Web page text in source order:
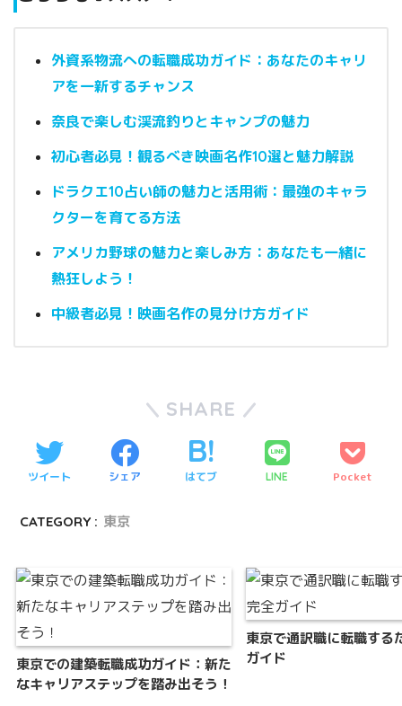
外資系物流への転職成功ガイド：あなたのキャリ
アを一新するチャンス
奈良で楽しむ渓流釣りとキャンプの魅力
初心者必見！観るべき映画名作10選と魅力解説
ドラクエ10占い師の魅力と活用術：最強のキャラ
クターを育てる方法
アメリカ野球の魅力と楽しみ方：あなたも一緒に
熱狂しよう！
中級者必見！映画名作の見分け方ガイド
SHARE
ツイート シェア はてブ LINE Pocket
CATEGORY : 東京
東京での建築転職成功ガイド：新た
なキャリアステップを踏み出そう！
東京で通訳職に転職する
ガイド